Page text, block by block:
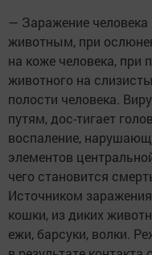
— Заражение
животным, при
на коже человека,
животного на
полости человека.
путям, дос-тигает
воспаление,
элементов
чего становится
Источником
кошки, из диких
ежи, барсуки, волки.